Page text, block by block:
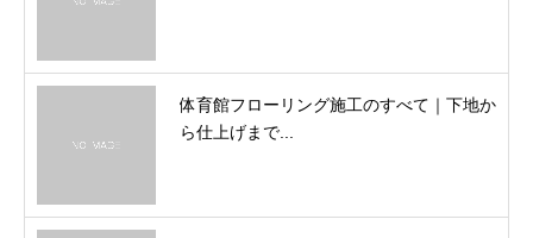
体育館フローリング施工のすべて｜下地か
ら仕上げまで...